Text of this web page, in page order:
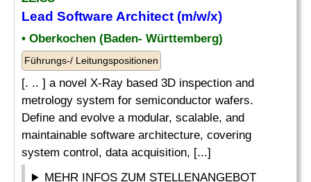
Lead Software Architect (m/w/x)
• Oberkochen (Baden- Württemberg)
Führungs-/ Leitungspositionen
[. .. ] a novel X-Ray based 3D inspection and
metrology system for semiconductor wafers.
Define and evolve a modular, scalable, and
maintainable software architecture, covering
system control, data acquisition, [...]
MEHR INFOS ZUM STELLENANGEBOT